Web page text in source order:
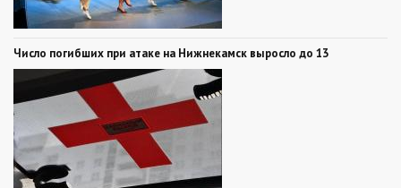
Число погибших при атаке на Нижнекамск выросло до 13